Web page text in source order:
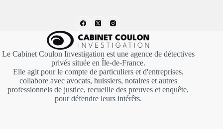
Le Cabinet Coulon Investigation est une agence de détectives
privés située en Île-de-France.
Elle agit pour le compte de particuliers et d'entreprises,
collabore avec avocats, huissiers, notaires et autres
professionnels de justice, recueille des preuves et enquête,
pour défendre leurs intérêts.